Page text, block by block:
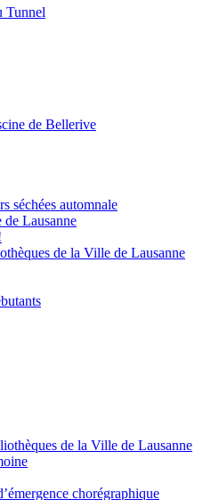
Tunnel
de Bellerive
séchées automnale
Lausanne
de la Ville de Lausanne
de la Ville de Lausanne
chorégraphique